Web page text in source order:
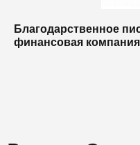
Благодарственное
финансовая компания